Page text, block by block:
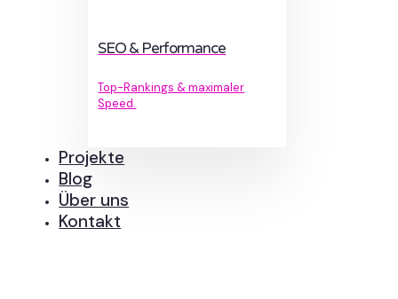
SEO & Performance
Top-Rankings & maximaler
Speed.
Projekte
Blog
Über uns
Kontakt